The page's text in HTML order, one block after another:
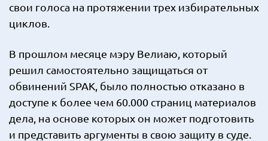
свои голоса на протяжении трех избирательных
циклов.
В прошлом месяце мэру Велиаю, который
решил самостоятельно защищаться от
обвинений SPAK, было полностью отказано в
доступе к более чем 60.000 страниц материалов
дела, на основе которых он может подготовить
и представить аргументы в свою защиту в суде.